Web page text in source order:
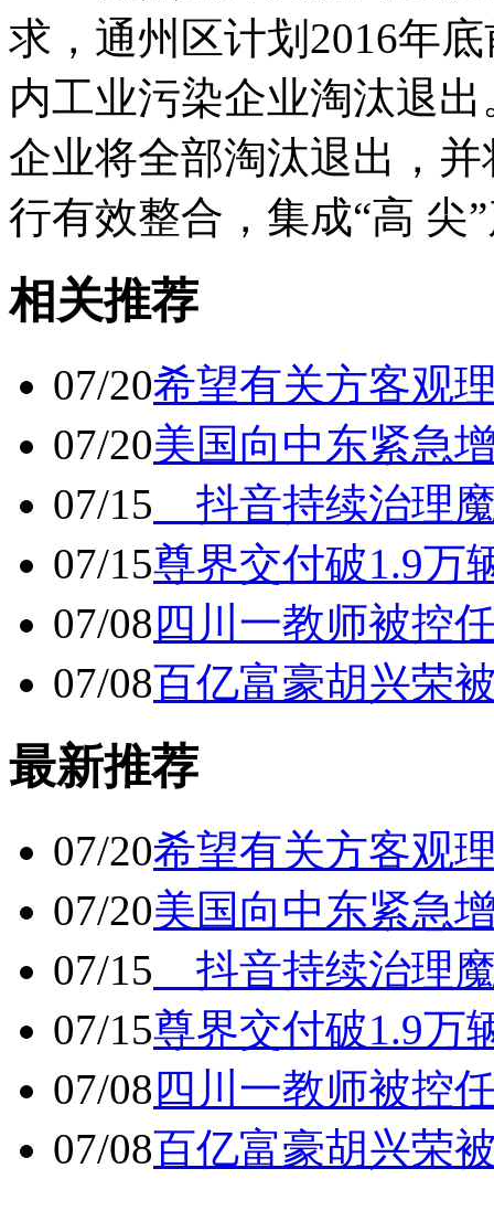
求，通州区计划2016年
内工业污染企业淘汰退
企业将全部淘汰退出，
行有效整合，集成“高 尖
相关推荐
07/20希望有关方客观
07/20美国向中东紧急
07/15 抖音持续治理
07/15尊界交付破1.9万
07/08 四川一教师被控
07/08百亿富豪胡兴荣
最新推荐
07/20希望有关方客观
07/20美国向中东紧急
07/15 抖音持续治理
07/15尊界交付破1.9万
07/08 四川一教师被控
07/08百亿富豪胡兴荣